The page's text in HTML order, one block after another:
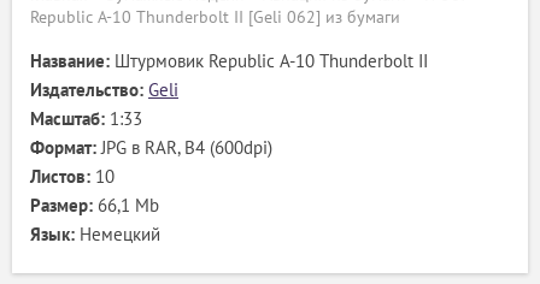
Republic A-10 Thunderbolt II [Geli 062] из бумаги
Название: Штурмовик Republic A-10 Thunderbolt II
Издательство: Geli
Масштаб: 1:33
Формат:JPG в RAR, B4 (600dpi)
Листов: 10
Размер: 66,1 Mb
Язык: Немецкий